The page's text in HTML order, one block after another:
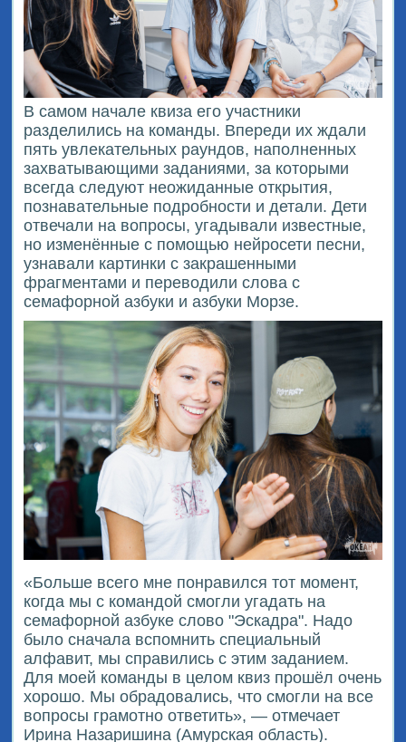
В самом начале квиза его участники
разделились на команды. Впереди их ждали
пять увлекательных раундов, наполненных
захватывающими заданиями, за которыми
всегда следуют неожиданные открытия,
познавательные подробности и детали. Дети
отвечали на вопросы, угадывали известные,
но изменённые с помощью нейросети песни,
узнавали картинки с закрашенными
фрагментами и переводили слова с
семафорной азбуки и азбуки Морзе.
«Больше всего мне понравился тот момент,
когда мы с командой смогли угадать на
семафорной азбуке слово "Эскадра". Надо
было сначала вспомнить специальный
алфавит, мы справились с этим заданием.
Для моей команды в целом квиз прошёл очень
хорошо. Мы обрадовались, что смогли на все
вопросы грамотно ответить», — отмечает
Ирина Назаришина (Амурская область).